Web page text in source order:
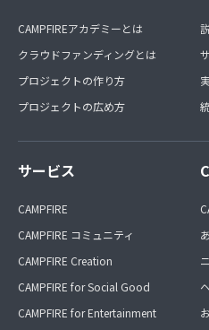
CAMPFIREアカデミーとは
クラウドファンディングとは
プロジェクトの作り方
プロジェクトの広め方
サービス
CAMPFIRE
CAMPFIRE コミュニティ
CAMPFIRE Creation
CAMPFIRE for Social Good
CAMPFIRE for Entertainment